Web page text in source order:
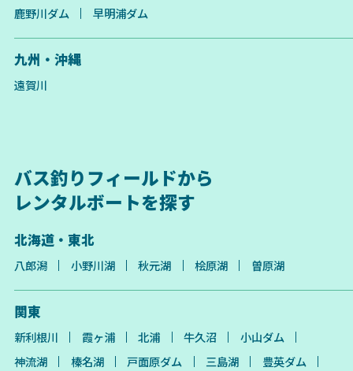
鹿野川ダム
早明浦ダム
九州・沖縄
遠賀川
バス釣りフィールドから
レンタルボートを探す
北海道・東北
八郎潟 小野川湖 秋元湖 桧原湖 曽原湖
関東
新利根川 霞ヶ浦 北浦 牛久沼
小山ダム
神流湖
榛名湖 戸面原ダム 三島湖
豊英ダム